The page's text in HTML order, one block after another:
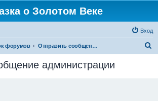
о Золотом Веке
Вход
форумов Отправить сообщение администрации
администрации